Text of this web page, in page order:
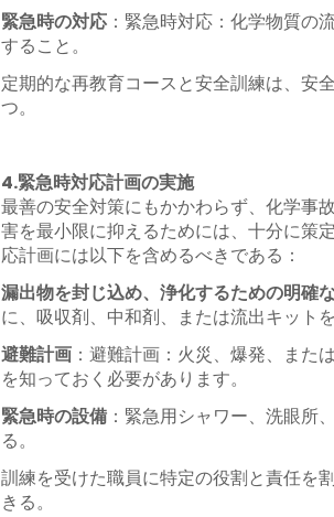
緊急時の対応：緊急時対応：化学物質の
すること。
定期的な再教育コースと安全訓練は、安
つ。
4.緊急時対応計画の実施
最善の安全対策にもかかわらず、化学事
害を最小限に抑えるためには、十分に策
応計画には以下を含めるべきである：
漏出物を封じ込め、浄化するための明確
に、吸収剤、中和剤、または流出キット
避難計画：避難計画：火災、爆発、また
を知っておく必要があります。
緊急時の設備：緊急用シャワー、洗眼所
る。
訓練を受けた職員に特定の役割と責任を
きる。